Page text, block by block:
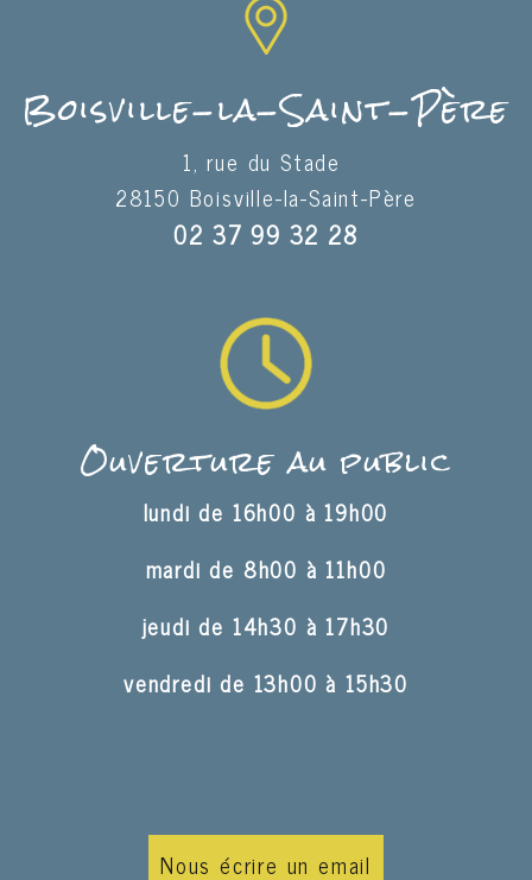
Boisville-la-Saint-Père
1, rue du Stade
28150 Boisville-la-Saint-Père
02 37 99 32 28
Ouverture au public
lundi de 16h00 à 19h00
mardi de 8h00 à 11h00
jeudi de 14h30 à 17h30
vendredi de 13h00 à 15h30
Nous écrire un email